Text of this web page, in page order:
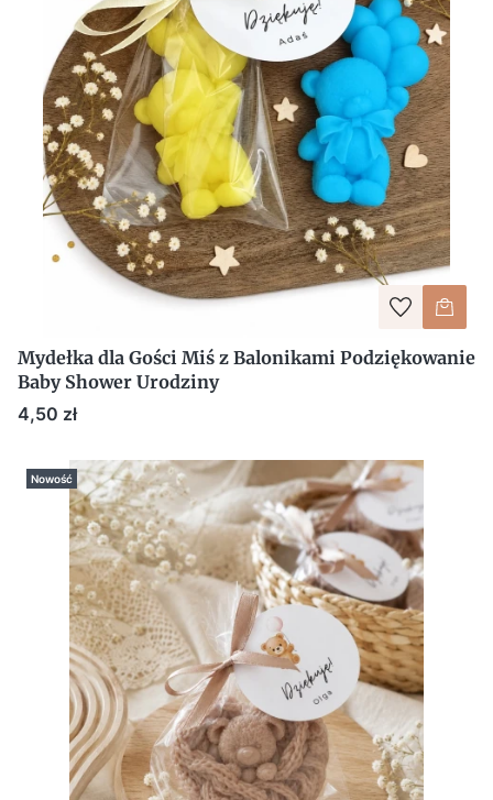
Mydełka dla Gości Miś z Balonikami Podziękowanie
Baby Shower Urodziny
Cena
4,50 zł
Nowość